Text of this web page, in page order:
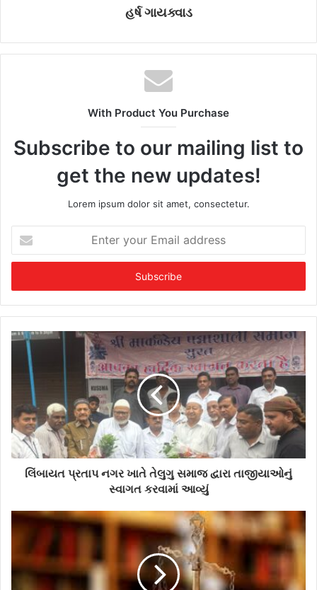
હર્ષ ગાયક્વાડ
With Product You Purchase
Subscribe to our mailing list to
get the new updates!
Lorem ipsum dolor sit amet, consectetur.
t
r
y
u
l
d
s
s
લિંબાયત પ્રતાપ નગર ખાતે તેલુગુ સમાજ દ્વારા તાજીયાઓનું
સ્વાગત કરવામાં આવ્યું